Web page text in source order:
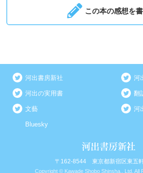
この本の感想を書
河出書房新社 河
河出の実用書 翻
文藝 河
Bluesky
〒162-8544 東京都新宿区東五
Copyright © Kawade Shobo Shinsha., Ltd. All